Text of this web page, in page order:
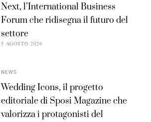
Next, l’International Business
Forum che ridisegna il futuro del
settore
5 AGOSTO 2026
NEWS
Wedding Icons, il progetto
editoriale di Sposi Magazine che
valorizza i protagonisti del